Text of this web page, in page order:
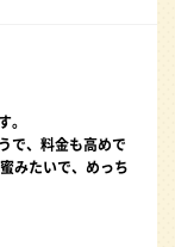
。
で、料金も高めで
みたいで、めっち